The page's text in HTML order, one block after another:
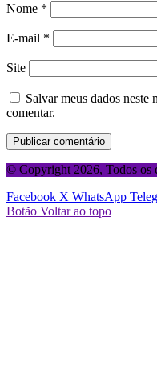
Nome *
E-mail *
Site
Salvar meus dados neste
comentar.
© Copyright 2026, Todos os
Facebook X WhatsApp
Botão Voltar ao topo